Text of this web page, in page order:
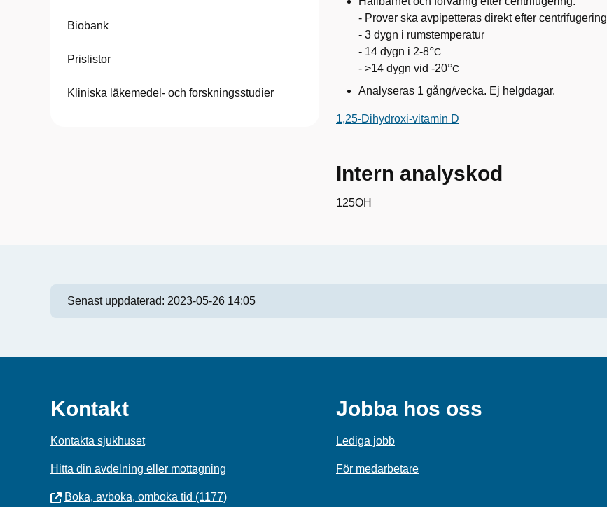
Biobank
Prislistor
Kliniska läkemedel- och forskningsstudier
- Prover ska avpipetteras direkt efter centrifugering
- 3 dygn i rumstemperatur
- 14 dygn i 2-8○C
- >14 dygn vid -20○C
Analyseras 1 gång/vecka. Ej helgdagar.
1,25-Dihydroxi-vitamin D
Intern analyskod
125OH
Senast uppdaterad: 2023-05-26 14:05
Kontakt
Kontakta sjukhuset
Hitta din avdelning eller mottagning
Boka, avboka, omboka tid (1177)
Jobba hos oss
Lediga jobb
För medarbetare